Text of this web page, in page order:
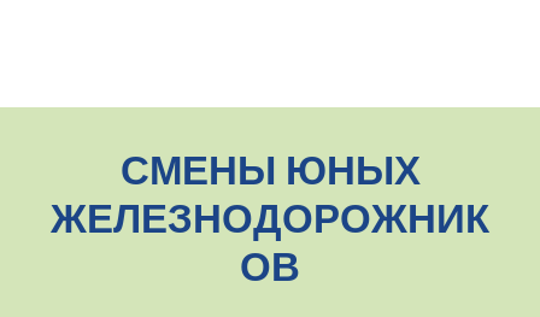
СМЕНЫ ЮНЫХ
ЖЕЛЕЗНОДОРОЖНИК
ОВ